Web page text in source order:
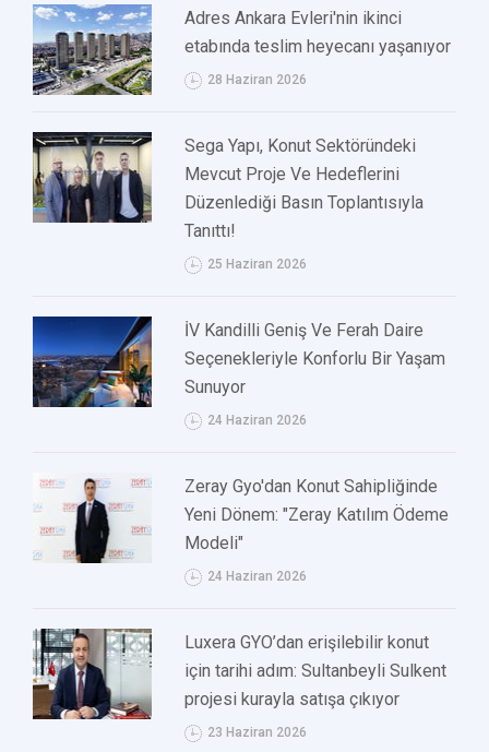
Adres Ankara Evleri'nin ikinci
etabında teslim heyecanı yaşanıyor
28 Haziran 2026
Sega Yapı, Konut Sektöründeki
Mevcut Proje Ve Hedeflerini
Düzenlediği Basın Toplantısıyla
Tanıttı!
25 Haziran 2026
İV Kandilli Geniş Ve Ferah Daire
Seçenekleriyle Konforlu Bir Yaşam
Sunuyor
24 Haziran 2026
Zeray Gyo'dan Konut Sahipliğinde
Yeni Dönem: "Zeray Katılım Ödeme
Modeli"
24 Haziran 2026
Luxera GYO’dan erişilebilir konut
için tarihi adım: Sultanbeyli Sulkent
projesi kurayla satışa çıkıyor
23 Haziran 2026